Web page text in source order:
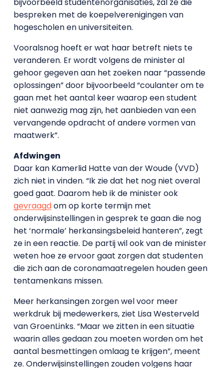
bespreken met de koepelverenigingen van
hogescholen en universiteiten.
Vooralsnog hoeft er wat haar betreft niets te
veranderen. Er wordt volgens de minister al
gehoor gegeven aan het zoeken naar “passende
oplossingen” door bijvoorbeeld “coulanter om te
gaan met het aantal keer waarop een student
niet aanwezig mag zijn, het aanbieden van een
vervangende opdracht of andere vormen van
maatwerk”.
Afdwingen
Daar kan Kamerlid Hatte van der Woude (VVD)
zich niet in vinden. “Ik zie dat het nog niet overal
goed gaat. Daarom heb ik de minister ook
gevraagdom op korte termijn met
onderwijsinstellingen in gesprek te gaan die nog
het ‘normale’ herkansingsbeleid hanteren”, zegt
ze in een reactie. De partij wil ook van de minister
weten hoe ze ervoor gaat zorgen dat studenten
die zich aan de coronamaatregelen houden geen
tentamenkans missen.
Meer herkansingen zorgen wel voor meer
werkdruk bij medewerkers, ziet Lisa Westerveld
van GroenLinks. “Maar we zitten in een situatie
waarin alles gedaan zou moeten worden om het
aantal besmettingen omlaag te krijgen”, meent
ze. Onderwijsinstellingen zouden volgens haar